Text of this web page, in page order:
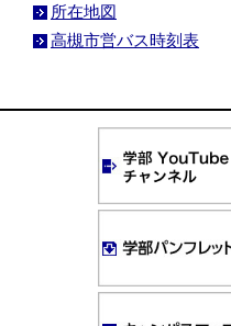
所在地図
高槻市営バス時刻表